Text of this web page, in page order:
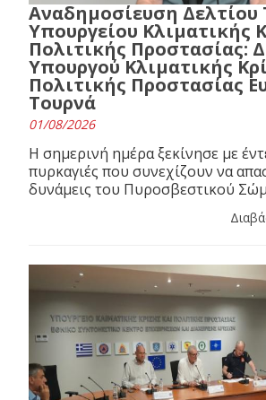
Αναδημοσίευση Δελτίου
Υπουργείου Κλιματικής
Πολιτικής Προστασίας:
Υπουργού Κλιματικής
Πολιτικής Προστασίας
Τουρνά
01/08/2026
Η σημερινή ημέρα ξεκίνησε με
πυρκαγιές που συνεχίζουν να
δυνάμεις του Πυροσβεστικού